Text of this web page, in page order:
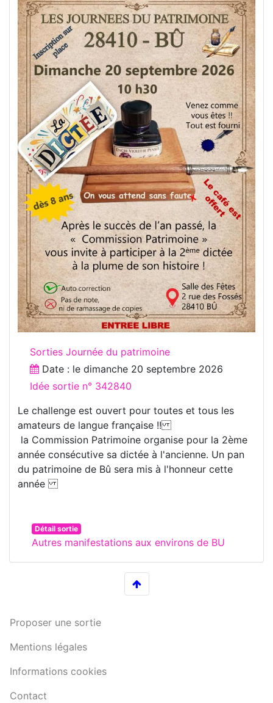
Sorties Journée du patrimoine
Date : le dimanche 20 septembre 2026
Idée sortie n° 342840
Le challenge est ouvert pour toutes et tous les
amateurs de langue française !!
la Commission Patrimoine organise pour la 2ème
année consécutive sa dictée à l'ancienne. Un pan
du patrimoine de Bû sera mis à l'honneur cette
année
Détail sortie
Autres manifestations aux environs de BU
Proposer une sortie
Mentions légales
Informations cookies
Contact